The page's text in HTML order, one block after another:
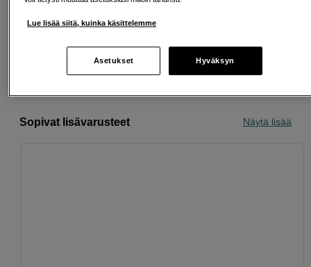
Osta nyt ja maksa myöhemmin
Henkilökohtaista palvelua
Sopivat lisävarusteet Näytä lisää
Lue lisää siitä, kuinka käsittelemme
Asetukset Hyväksyn